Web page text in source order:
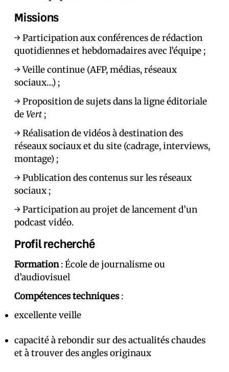
Missions
→ Participation aux conférences de rédaction
quotidiennes et hebdomadaires avec l’équipe ;
→ Veille continue (AFP, médias, réseaux
sociaux…) ;
→ Proposition de sujets dans la ligne éditoriale
deVert ;
→ Réalisation de vidéos à destination des
réseaux sociaux et du site (cadrage, interviews,
montage) ;
→ Publication des contenus sur les réseaux
sociaux ;
→ Participation au projet de lancement d’un
podcast vidéo.
Profil recherché
Formation: École de journalisme ou
d’audiovisuel
Compétences techniques:
excellente veille
capacité à rebondir sur des actualités chaudes
et à trouver des angles originaux